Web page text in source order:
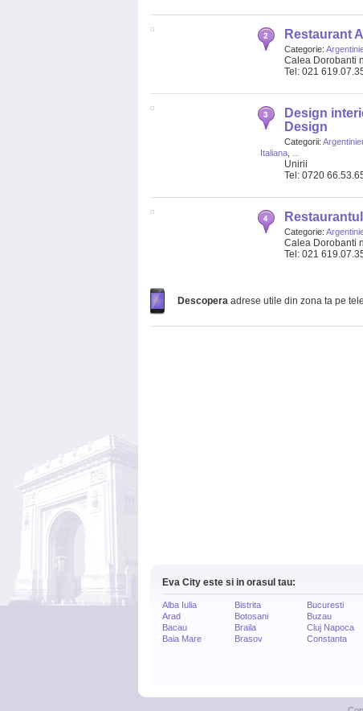
Restaurant
Categorie:
Calea Dorobanti
Tel: 021
Design
Design
Categorii:
Italiana
Unirii
Tel: 0720
Categorie:
Calea Dorobanti
Tel: 021
Descopera adrese utile din zona ta pe
Eva City este si in orasul tau:
Alba Iulia
Arad
Bacau
Baia Mare
Bistrita
Botosani
Braila
Brasov
Bucuresti
Buzau
Cluj Napoca
Constanta